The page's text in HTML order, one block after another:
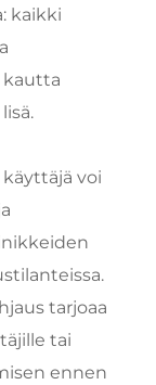
kaikki
kautta
voi
tarjoaa
tai
ennen